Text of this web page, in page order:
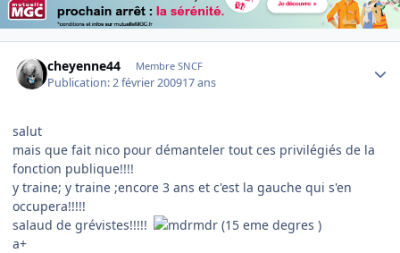
cheyenne44 Membre SNCF
Publication:2 février 200917 ans
salut
mais que fait nico pour démanteler tout ces privilégiés de la
fonction publique!!!!
y traine; y traine ;encore 3 ans et c'est la gauche qui s'en
occupera!!!!!
salaud de grévistes!!!!!
(15 eme degres )
a+